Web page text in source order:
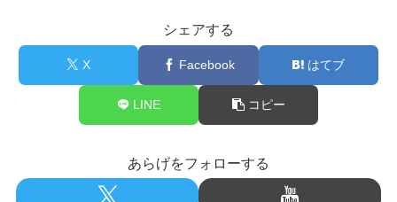
シェアする
X Facebook はてブ
LINE コピー
あらげをフォローする